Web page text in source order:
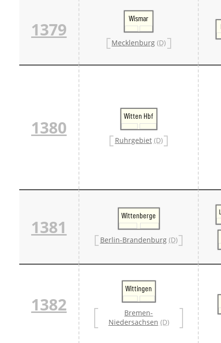
1379
Wismar
Mecklenburg (D)
1380
Witten Hbf
Ruhrgebiet (D)
1381
Wittenberge
Berlin-Brandenburg (D)
1382
Wittingen
Bremen-
Niedersachsen (D)